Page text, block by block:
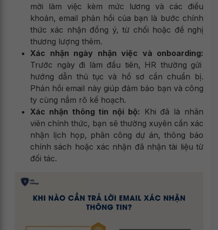
mời làm việc kèm mức lương và các điều
khoản, email phản hồi của bạn là bước chính
thức xác nhận đồng ý, từ chối hoặc đề nghị
thương lượng thêm.
Xác nhận ngày nhận việc và onboarding:
Trước ngày đi làm đầu tiên, HR thường gửi
hướng dẫn thủ tục và hồ sơ cần chuẩn bị.
Phản hồi email này giúp đảm bảo bạn và công
ty cùng nắm rõ kế hoạch.
Xác nhận thông tin nội bộ: Khi đã là nhân
viên chính thức, bạn sẽ thường xuyên cần xác
nhận lịch họp, phân công dự án, thông báo
chính sách hoặc xác nhận đã nhận tài liệu từ
đối tác.